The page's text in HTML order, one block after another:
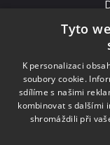
© 2026
MKS Beseda,
IČO: 00091758,
Tyto
K personalizaci
soubory cookie.
sdílíme s našimi
kombinovat s dalšími
shromáždili při